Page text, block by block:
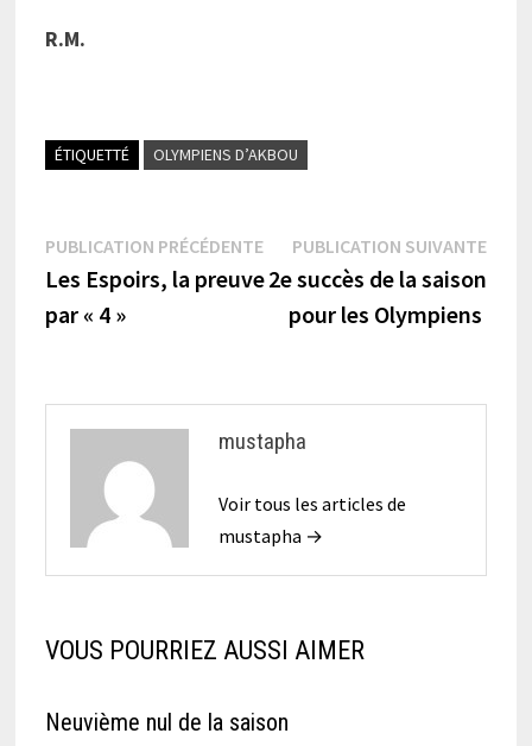
R.M.
ÉTIQUETTÉ OLYMPIENS D’AKBOU
Navigation
de
l’article
PUBLICATION PRÉCÉDENTEPublication
précédente :
Les Espoirs, la preuve
par « 4 »
PUBLICATION SUIVANTE
2e succès de la saison
pour les Olympiens
mustapha
Voir tous les articles de
mustapha →
VOUS POURRIEZ AUSSI AIMER
Neuvième nul de la saison